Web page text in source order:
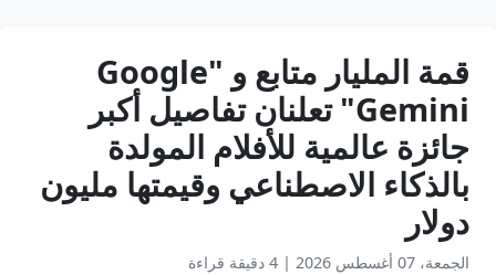
قمة المليار متابع و "Google
Gemini" تعلنان تفاصيل أكبر
جائزة عالمية للأفلام المولدة
بالذكاء الاصطناعي وقيمتها مليون
دولار
الجمعة، 07 أغسطس 2026 | 4 دقيقة قراءة